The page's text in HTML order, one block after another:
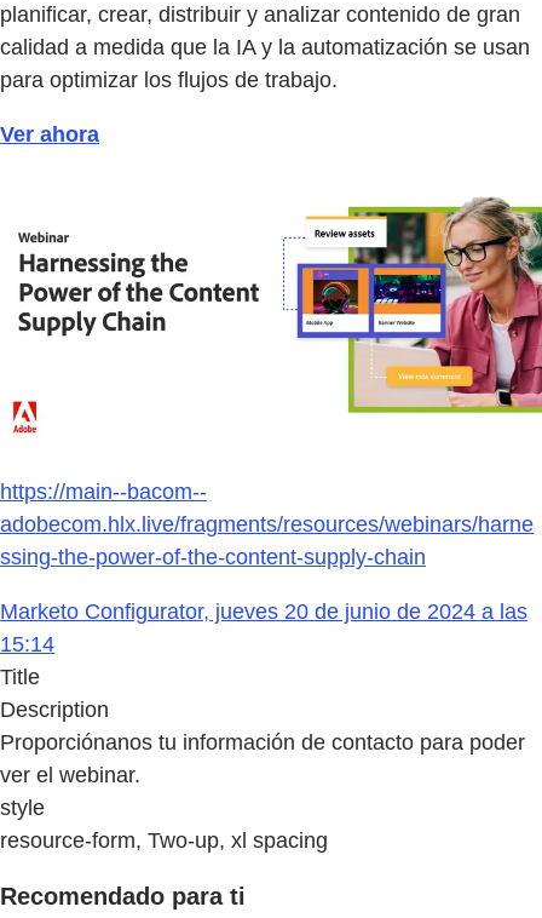
planificar, crear, distribuir y analizar contenido de gran
calidad a medida que la IA y la automatización se usan
para optimizar los flujos de trabajo.
Ver ahora
https://main--bacom--
adobecom.hlx.live/fragments/resources/webinars/harne
ssing-the-power-of-the-content-supply-chain
Marketo Configurator, jueves 20 de junio de 2024 a las
15:14
Title
Description
Proporciónanos tu información de contacto para poder
ver el webinar.
style
resource-form, Two-up, xl spacing
Recomendado para ti